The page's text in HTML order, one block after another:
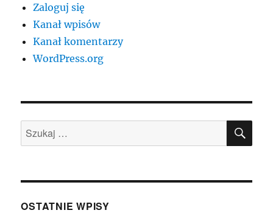
Zaloguj się
Kanał wpisów
Kanał komentarzy
WordPress.org
Szukaj:
OSTATNIE WPISY